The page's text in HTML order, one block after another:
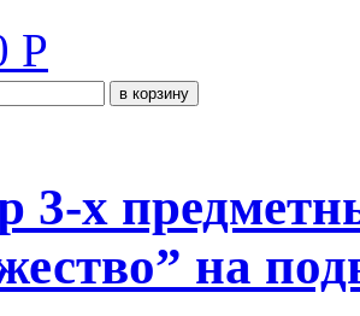
Р
в корзину
3-х
на